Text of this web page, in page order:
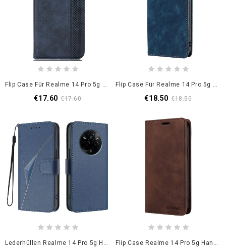
Flip Case Für Realme 14 Pro 5g Vintage-Friese
€17.60 €17.60
Flip Case Für Realme 14 Pro 5g Rfid-Schutz In Wildlederoptik
€18.50 €18.50
Lederhüllen Realme 14 Pro 5g Handyhülle Dreiecksmuster Flip Case Realme 14 Pro 5g Handyhülle Klassisches Wildleder Mit Rfid-Schutz